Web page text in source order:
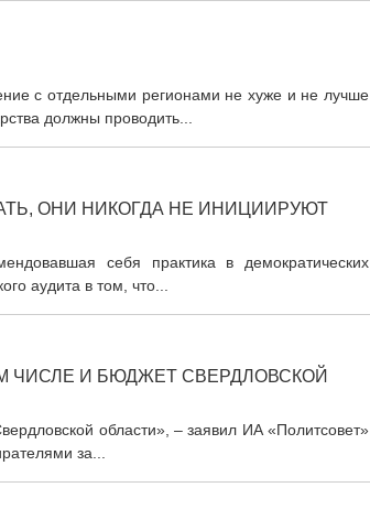
с отдельными регионами не хуже и не лучше
должны проводить...
ОНИ НИКОГДА НЕ ИНИЦИИРУЮТ
себя практика в демократических
аудита в том, что...
ЧИСЛЕ И БЮДЖЕТ СВЕРДЛОВСКОЙ
области», – заявил ИА «Политсовет»
за...